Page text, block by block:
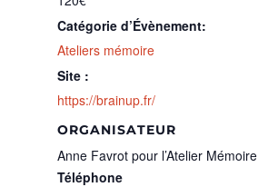
Catégorie d’Évènement:
Ateliers mémoire
Site :
https://brainup.fr/
ORGANISATEUR
Anne Favrot pour l’Atelier Mémoire
Téléphone